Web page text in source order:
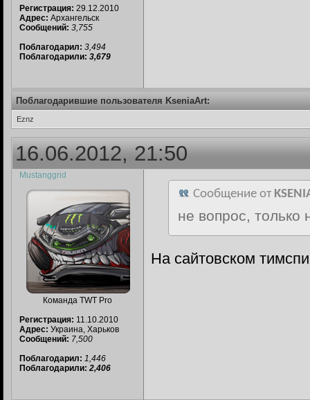
Регистрация: 29.12.2010
Адрес: Архангельск
Сообщений: 3,755
Поблагодарил: 3,494
Поблагодарили: 3,679
Поблагодарившие пользователя KseniaArt:
Eznz
16.06.2012, 21:50
Mustanggrid
Команда TWT Pro
Регистрация: 11.10.2010
Адрес: Украина, Харьков
Сообщений: 7,500
Поблагодарил: 1,446
Поблагодарили: 2,406
Сообщение от
не вопрос, только
На сайтовском